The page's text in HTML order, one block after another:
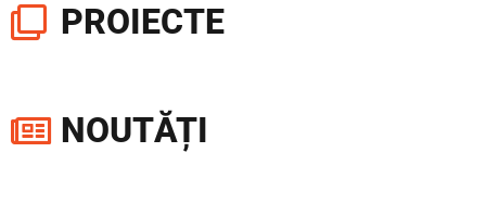
PROIECTE
NOUTĂȚI